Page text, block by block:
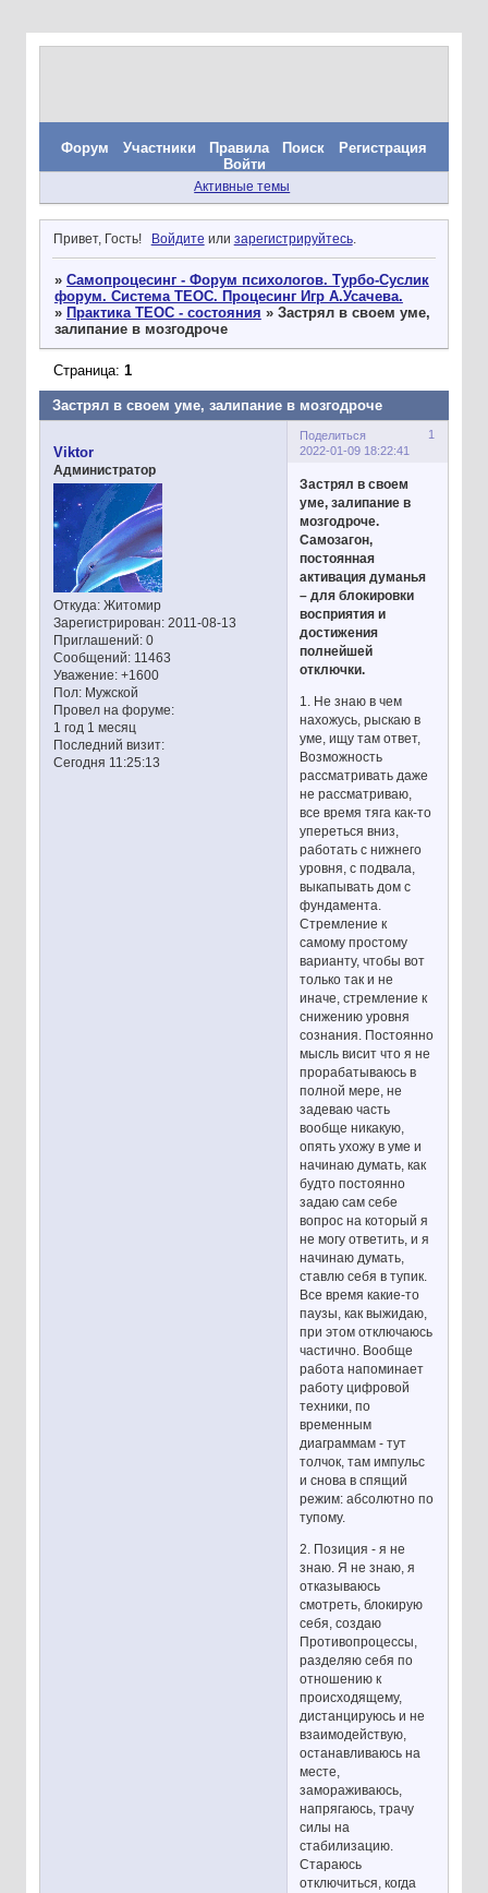
Форум Участники Правила Поиск
Регистрация
Войти
Активные темы
Привет, Гость! Войдите или зарегистрируйтесь.
» Самопроцесинг - Форум психологов. Турбо-Суслик
форум. Система ТЕОС. Процесинг Игр А.Усачева.
» Практика ТЕОС - состояния » Застрял в своем уме,
залипание в мозгодроче
Застрял в своем уме, залипание в мозгодроче
Страница: 1
Поделиться
1
2022-01-09 18:22:41
Viktor
Администратор
Откуда:Житомир
Зарегистрирован: 2011-08-13
Приглашений:0
Сообщений:11463
Уважение: +1600
Пол:Мужской
Провел на форуме:
1 год 1 месяц
Последний визит:
Сегодня 11:25:13
Застрял в своем
уме, залипание в
мозгодроче.
Самозагон,
постоянная
активация думанья
– для блокировки
восприятия и
достижения
полнейшей
отключки.
1. Не знаю в чем
нахожусь, рыскаю в
уме, ищу там ответ,
Возможность
рассматривать даже
не рассматриваю,
все время тяга как-то
упереться вниз,
работать с нижнего
уровня, с подвала,
выкапывать дом с
фундамента.
Стремление к
самому простому
варианту, чтобы вот
только так и не
иначе, стремление к
снижению уровня
сознания. Постоянно
мысль висит что я не
прорабатываюсь в
полной мере, не
задеваю часть
вообще никакую,
опять ухожу в уме и
начинаю думать, как
будто постоянно
задаю сам себе
вопрос на который я
не могу ответить, и я
начинаю думать,
ставлю себя в тупик.
Все время какие-то
паузы, как выжидаю,
при этом отключаюсь
частично. Вообще
работа напоминает
работу цифровой
техники, по
временным
диаграммам - тут
толчок, там импульс
и снова в спящий
режим: абсолютно по
тупому.
2. Позиция - я не
знаю. Я не знаю, я
отказываюсь
смотреть, блокирую
себя, создаю
Противопроцессы,
разделяю себя по
отношению к
происходящему,
дистанцируюсь и не
взаимодействую,
останавливаюсь на
месте,
замораживаюсь,
напрягаюсь, трачу
силы на
стабилизацию.
Стараюсь
отключиться, когда